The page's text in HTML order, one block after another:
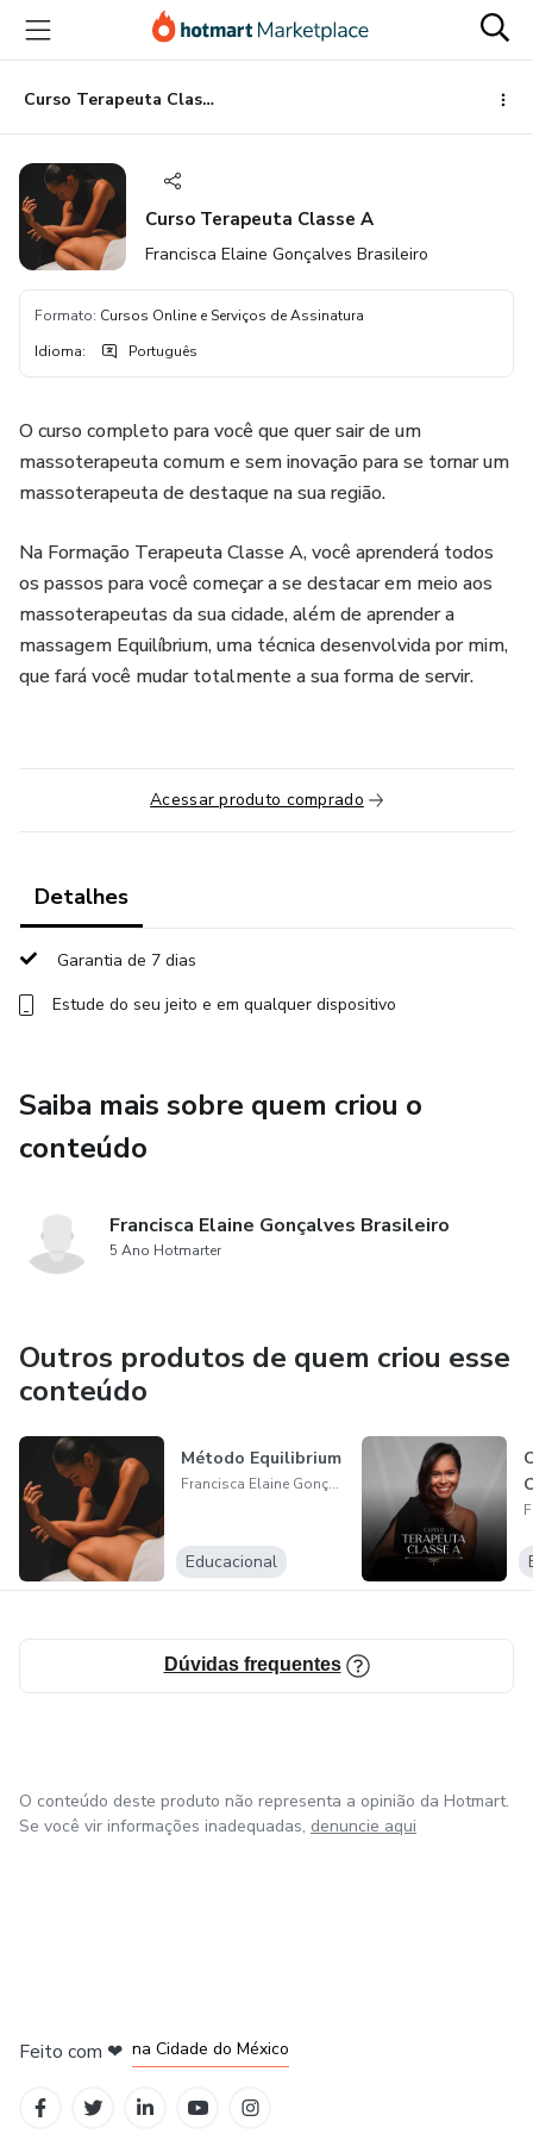
para
conteúdo
principal
para
pagamento
para
rodapé
Curso Terapeuta Classe A
Curso Terapeuta Classe A
Francisca Elaine Gonçalves Brasileiro
Formato: Cursos Online e Serviços de Assinatura
Idioma: Português
O curso completo para você que quer sair de um
massoterapeuta comum e sem inovação para se tornar um
massoterapeuta de destaque na sua região.
Na Formação Terapeuta Classe A, você aprenderá todos
os passos para você começar a se destacar em meio aos
massoterapeutas da sua cidade, além de aprender a
massagem Equilíbrium, uma técnica desenvolvida por mim,
que fará você mudar totalmente a sua forma de servir.
Acessar produto comprado
Detalhes
Garantia de 7 dias
Estude do seu jeito e em qualquer dispositivo
Saiba mais sobre quem criou o
conteúdo
Francisca Elaine Gonçalves Brasileiro
5 Ano Hotmarter
Outros produtos de quem criou esse
conteúdo
Método Equilibrium
Francisca Elaine Gonçalves Brasileiro
Educacional
Dúvidas frequentes
O conteúdo deste produto não representa a opinião da Hotmart.
Se você vir informações inadequadas, denuncie aqui
Feito com ❤ na Cidade do México